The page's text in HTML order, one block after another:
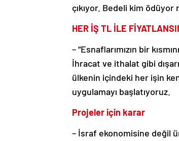
çıkıyor. Bedeli kim ödüyor
HER İŞ TL İLE
– “Esnaflarımızın bir
İhracat ve ithalat gibi
ülkenin içindeki her işin
uygulamayı başlatıyoruz.
Projeler için karar
– İsraf ekonomisine değil